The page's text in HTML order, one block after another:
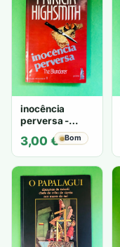
inocência
perversa -
PATRICIA
HIGHSMITH
3,00 € Bom